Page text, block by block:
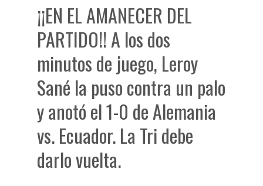
¡¡EN EL AMANECER DEL
PARTIDO!! A los dos
minutos de juego, Leroy
Sané la puso contra un palo
y anotó el 1-0 de Alemania
vs. Ecuador. La Tri debe
darlo vuelta.